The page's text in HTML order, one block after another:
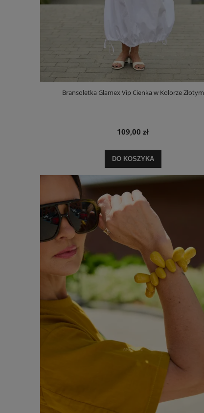
Bransoletka Glamex Vip Cienka w Kolorze Złotym
109,00 zł
DO KOSZYKA